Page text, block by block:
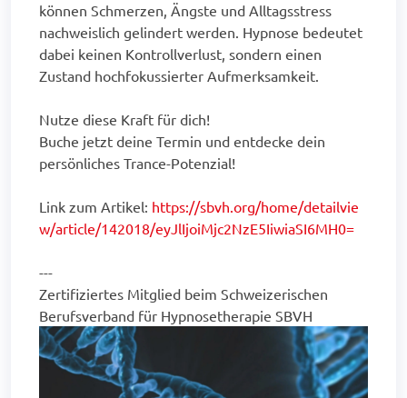
können Schmerzen, Ängste und Alltagsstress
nachweislich gelindert werden. Hypnose bedeutet
dabei keinen Kontrollverlust, sondern einen
Zustand hochfokussierter Aufmerksamkeit.
Nutze diese Kraft für dich!
Buche jetzt deine Termin und entdecke dein
persönliches Trance-Potenzial!
Link zum Artikel: https://sbvh.org/home/detailvie
w/article/142018/eyJlIjoiMjc2NzE5IiwiaSI6MH0=
---
Zertifiziertes Mitglied beim Schweizerischen
Berufsverband für Hypnosetherapie SBVH